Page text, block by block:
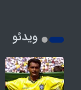
ویدئو